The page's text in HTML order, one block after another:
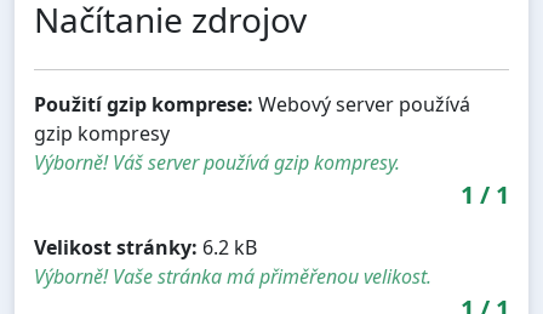
Načítanie zdrojov
Použití gzip komprese: Webový server používá
gzip kompresy
Výborně! Váš server používá gzip kompresy.
1 / 1
Velikost stránky: 6.2 kB
Výborně! Vaše stránka má přiměřenou velikost.